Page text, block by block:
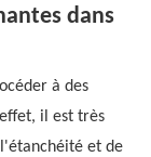
dans
à des
il est très
et de